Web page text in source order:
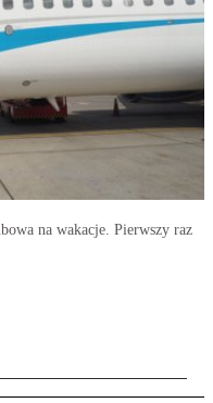
na wakacje. Pierwszy raz